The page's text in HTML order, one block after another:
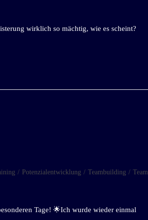
wirklich so mächtig, wie es scheint?
/ Potenzialentwicklung / Teambuilding /
Tage! 🌟Ich wurde wieder einmal